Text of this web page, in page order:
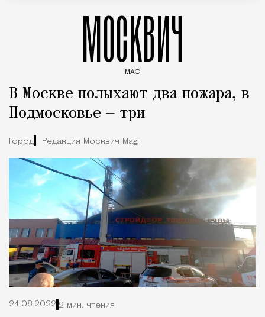
МОСКВИЧ
MAG
В Москве полыхают два пожара, в
Подмосковье — три
Город Редакция Москвич Mag
24.08.2022 2 мин. чтения